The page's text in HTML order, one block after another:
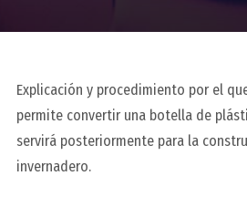
Explicación y procedimiento por el
permite convertir una botella de
servirá posteriormente para la
invernadero.